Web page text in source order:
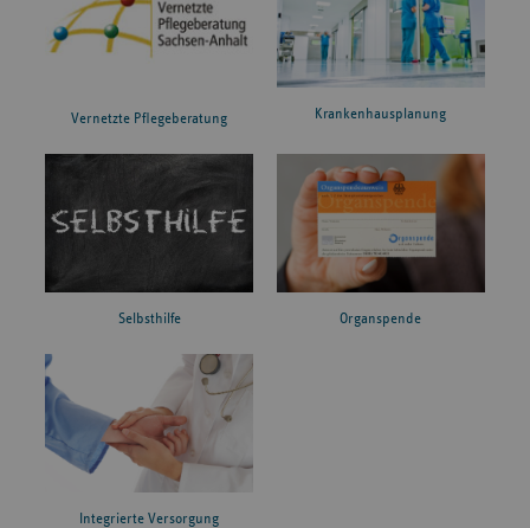
Vernetzte Pflegeberatung Krankenhausplanung
Selbsthilfe Organspende
Integrierte Versorgung